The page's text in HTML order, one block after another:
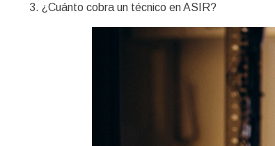
¿Cuánto cobra un técnico en ASIR?